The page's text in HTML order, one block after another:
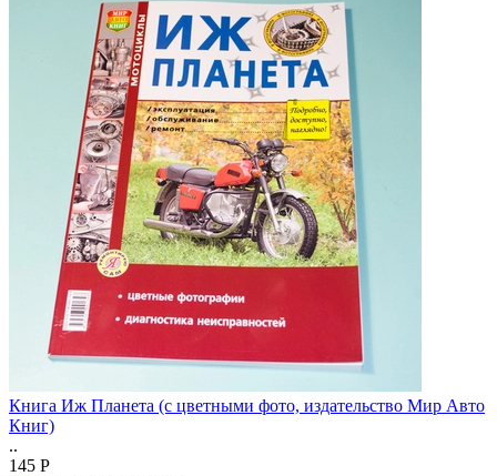
Книга Иж Планета (с цветными фото, издательство Мир Авто
Книг)
..
145 Р